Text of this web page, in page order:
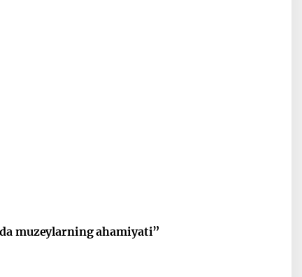
Oʻzbekiston va
muzeylarning ahamiyati”